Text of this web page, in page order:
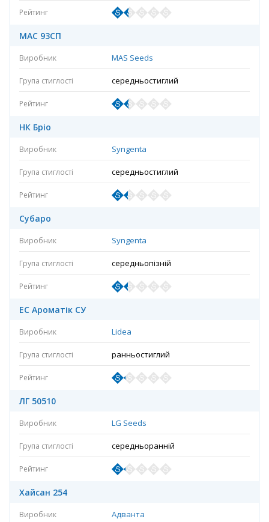
МАС 93СП
MAS Seeds
середньостиглий
НК Бріо
Syngenta
середньостиглий
Субаро
Syngenta
середньопізній
ЕС Ароматік СУ
Lidea
ранньостиглий
ЛГ 50510
LG Seeds
середньоранній
Хайсан 254
Адванта